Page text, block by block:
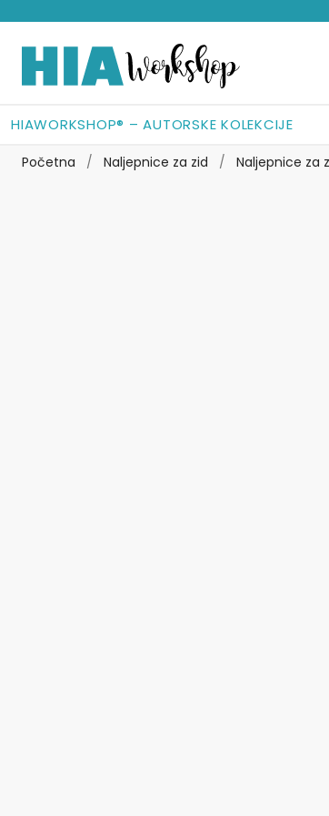
HIAWORKSHOP® – AUTORSKE KOLEKCIJE
Preskoči
na
navigaciju
Skoči
do
sadržaja
Početna / Naljepnice za zid / Naljepnice za